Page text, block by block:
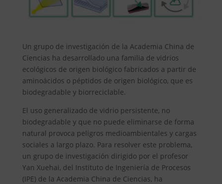
Un grupo de investigación de la Academia China de
Ciencias ha desarrollado una familia de vidrios
ecológicos de origen biológico fabricados a partir de
aminoácidos o péptidos de origen biológico, que es
biodegradable y biorreciclable.
El uso generalizado de vidrio persistente, no
biodegradable y que no puede eliminarse de forma
natural provoca peligros medioambientales y cargas
sociales a largo plazo. Para resolver este problema,
un grupo de investigación dirigido por el profesor
Yan Xuehai, del Instituto de Ingeniería de Procesos
(IPE) de la Academia China de Ciencias, ha